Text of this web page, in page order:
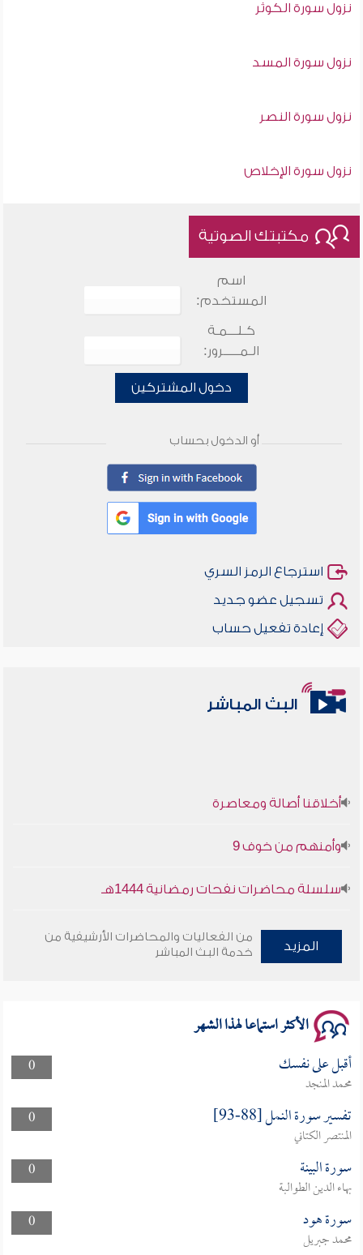
نزول سورة الكوثر
نزول سورة المسد
نزول سورة النصر
نزول سورة الإخلاص
مكتبتك الصوتية
اسم
المستخدم:
كـلـــمـة
الـمـــــرور:
دخول المشتركين
أو الدخول بحساب
استرجاع الرمز السري
تسجيل عضو جديد
إعادة تفعيل حساب
البث المباشر
وأمنهم من خوف 9
المزيد
من الفعاليات والمحاضرات الأرشيفية من
خدمة البث المباشر
الأكثر استماعا لهذا الشهر
0 أقبل على نفسك
محمد المنجد
0
تفسير سورة النمل [88-93]
المنتصر الكتاني
0
سورة البينة
بهاء الدين الطوالبة
0
سورة هود
محمد جبريل